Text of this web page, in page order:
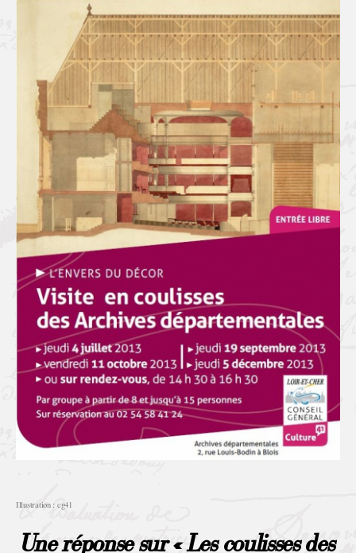
Illustration : cg41
Une réponse sur « Les coulisses des